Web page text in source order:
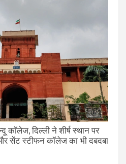
कॉलेज, दिल्ली ने शीर्ष स्थान पर
सेंट स्टीफन कॉलेज का भी दबदबा